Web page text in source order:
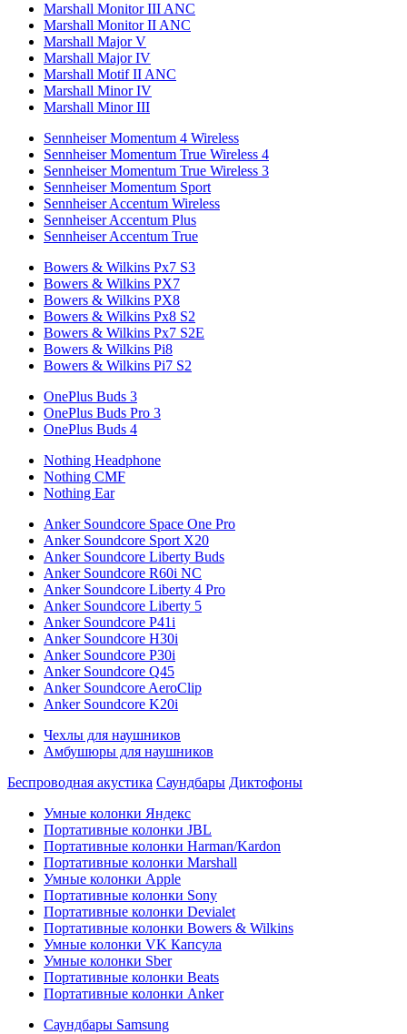
Marshall Monitor III ANC
Marshall Monitor II ANC
Marshall Major V
Marshall Major IV
Marshall Motif II ANC
Marshall Minor IV
Marshall Minor III
Sennheiser Momentum 4 Wireless
Sennheiser Momentum True Wireless 4
Sennheiser Momentum True Wireless 3
Sennheiser Momentum Sport
Sennheiser Accentum Wireless
Sennheiser Accentum Plus
Sennheiser Accentum True
Bowers & Wilkins Px7 S3
Bowers & Wilkins PX7
Bowers & Wilkins PX8
Bowers & Wilkins Px8 S2
Bowers & Wilkins Px7 S2E
Bowers & Wilkins Pi8
Bowers & Wilkins Pi7 S2
OnePlus Buds 3
OnePlus Buds Pro 3
OnePlus Buds 4
Nothing Headphone
Nothing CMF
Nothing Ear
Anker Soundcore Space One Pro
Anker Soundcore Sport X20
Anker Soundcore Liberty Buds
Anker Soundcore R60i NC
Anker Soundcore Liberty 4 Pro
Anker Soundcore Liberty 5
Anker Soundcore P41i
Anker Soundcore H30i
Anker Soundcore P30i
Anker Soundcore Q45
Anker Soundcore AeroClip
Anker Soundcore K20i
Чехлы для наушников
Амбушюры для наушников
Беспроводная акустика Саундбары Диктофоны
Умные колонки Яндекс
Портативные колонки JBL
Портативные колонки Harman/Kardon
Портативные колонки Marshall
Умные колонки Apple
Портативные колонки Sony
Портативные колонки Devialet
Портативные колонки Bowers & Wilkins
Умные колонки VK Капсула
Умные колонки Sber
Портативные колонки Beats
Портативные колонки Anker
Саундбары Samsung